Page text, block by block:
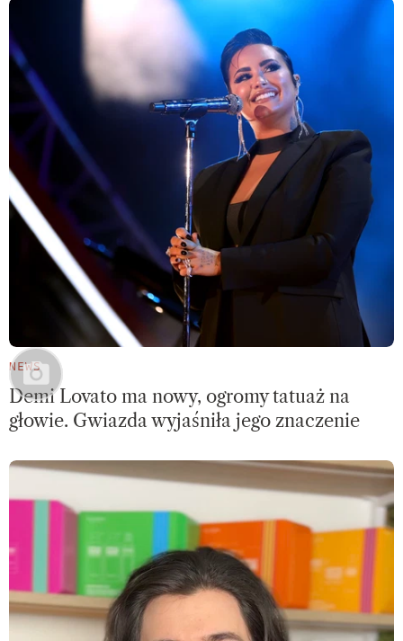
NEWS
Demi Lovato ma nowy, ogromy tatuaż na
głowie. Gwiazda wyjaśniła jego znaczenie